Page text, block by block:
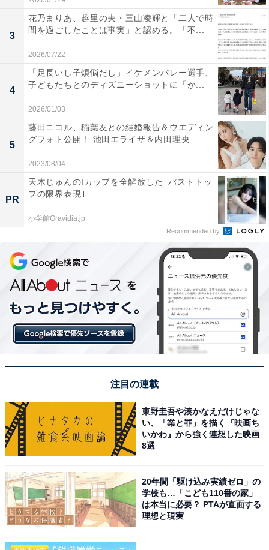
3
花乃まりあ、趣里の夫・三山凌輝と「二人で時
間を過ごしたことは事実」と認める。「不...
2026/07/22
4
「足長いし子煩悩だし」イケメンバレー選手、
子どもたちとのディズニーショットに「か...
2026/01/03
5
藤田ニコル、稲葉友との結婚報告＆ウエディン
グフォト公開！ 池田エライザ＆内田理央...
2023/08/04
PR
天木じゅんのIカップを全解放した｢バストトッ
プの限界表現｣
小学館Gravidia.jp
Recommended by
注目の連載
東野圭吾や湊かなえだけじゃな
い、「業と罪」を描く『映画ち
いかわ』から強く連想した映画
8選
20年間「駆け込み実績ゼロ」の
学校も…「こども110番の家」
は本当に必要？ PTAが直面する
理想と現実